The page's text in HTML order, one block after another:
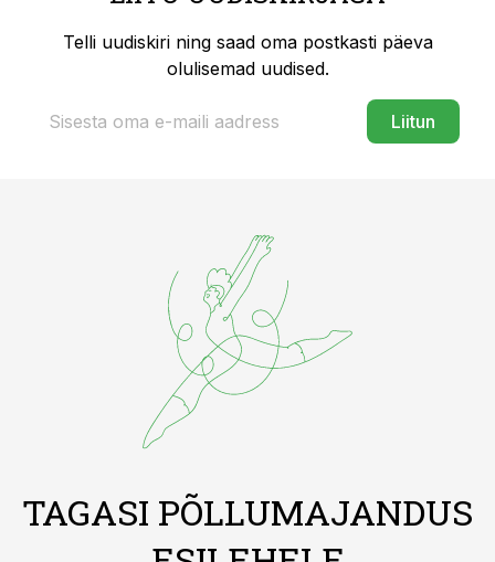
Telli uudiskiri ning saad oma postkasti päeva
olulisemad uudised.
Liitun
TAGASI PÕLLUMAJANDUS